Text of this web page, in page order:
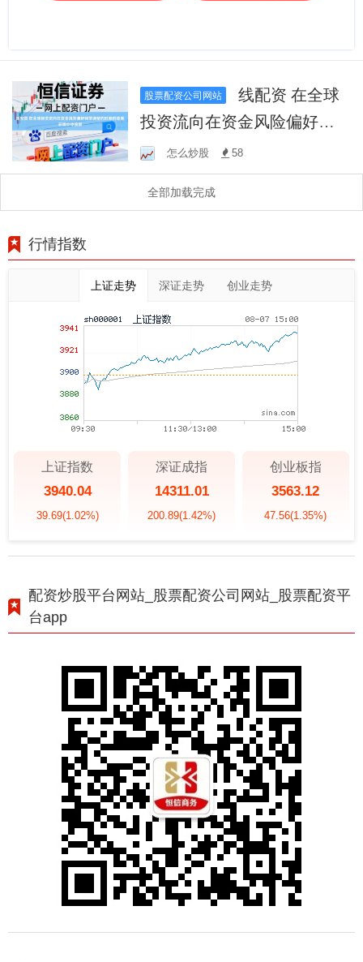
股票配资公司网站
线配资 在全球
投资流向在资金风险偏好频
繁调整的时期的盘面环境中
中股票
怎么炒股 58
全部加载完成
行情指数
上证走势 深证走势 创业走势
上证指数
3940.04
39.69(1.02%)
深证成指
14311.01
200.89(1.42%)
创业板指
3563.12
47.56(1.35%)
配资炒股平台网站_股票配资公司网站_股票配资平
台app